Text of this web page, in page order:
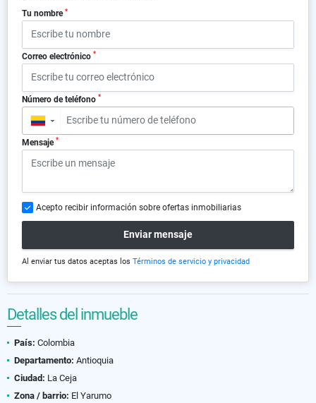
Tu nombre *
Correo electrónico *
Número de teléfono *
▼
Mensaje *
Acepto recibir información sobre ofertas inmobiliarias
Enviar mensaje
Al enviar tus datos aceptas los Términos de servicio y privacidad
Detalles del inmueble
País: Colombia
Departamento: Antioquia
Ciudad: La Ceja
Zona / barrio: El Yarumo